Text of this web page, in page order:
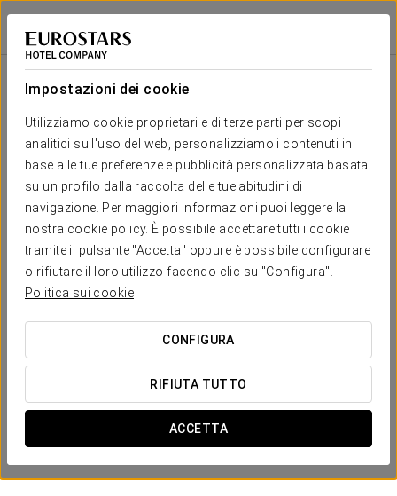
Impostazioni dei cookie
Utilizziamo cookie proprietari e di terze parti per scopi
analitici sull'uso del web, personalizziamo i contenuti in
base alle tue preferenze e pubblicità personalizzata basata
su un profilo dalla raccolta delle tue abitudini di
navigazione. Per maggiori informazioni puoi leggere la
nostra cookie policy. È possibile accettare tutti i cookie
tramite il pulsante "Accetta" oppure è possibile configurare
o rifiutare il loro utilizzo facendo clic su "Configura".
Politica sui cookie
CONFIGURA
RIFIUTA TUTTO
ACCETTA
Claridge Hotel
BUENOS AIRES
Il tuo matrimonio a/in
Prima di completare la tua prenotazione, è
importante che tu conosca i tuoi diritti come
consumatore. Di seguito ti spieghiamo in cosa
consiste il diritto di recesso, il termine disponibile
per esercitarlo e le condizioni applicabili in caso di
RICHIEDI PREVENTIVO
Recesso